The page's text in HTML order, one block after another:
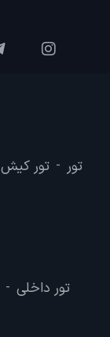
تور - تور کیش
تور داخلی -